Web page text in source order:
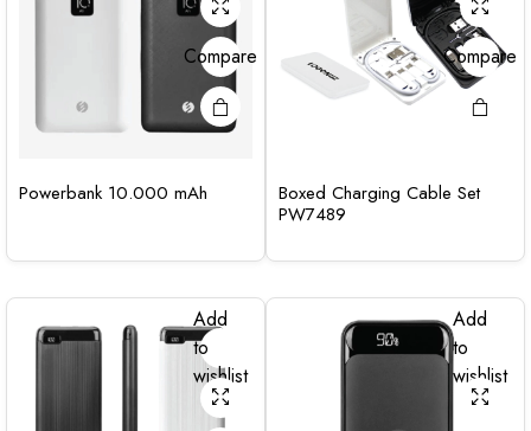
Compare
Powerbank 10.000 mAh
Compare
Boxed Charging Cable Set
PW7489
Add
to
wishlist
Add
to
wishlist